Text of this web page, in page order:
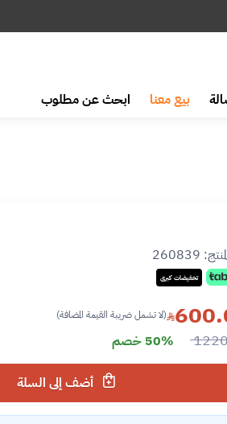
بيع معنا ابحث عن مطلوب
260839
تخفيضات كبرى
(لا تشمل ضريبة القيمة المضافة)
50% خصم
أضف إلى السلة